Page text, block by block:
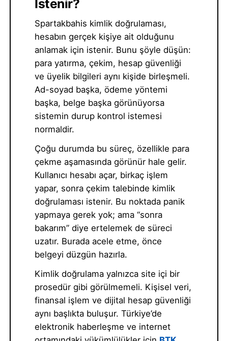
İstenir?
Spartakbahis kimlik doğrulaması,
hesabın gerçek kişiye ait olduğunu
anlamak için istenir. Bunu şöyle düşün:
para yatırma, çekim, hesap güvenliği
ve üyelik bilgileri aynı kişide birleşmeli.
Ad-soyad başka, ödeme yöntemi
başka, belge başka görünüyorsa
sistemin durup kontrol istemesi
normaldir.
Çoğu durumda bu süreç, özellikle para
çekme aşamasında görünür hale gelir.
Kullanıcı hesabı açar, birkaç işlem
yapar, sonra çekim talebinde kimlik
doğrulaması istenir. Bu noktada panik
yapmaya gerek yok; ama “sonra
bakarım” diye ertelemek de süreci
uzatır. Burada acele etme, önce
belgeyi düzgün hazırla.
Kimlik doğrulama yalnızca site içi bir
prosedür gibi görülmemeli. Kişisel veri,
finansal işlem ve dijital hesap güvenliği
aynı başlıkta buluşur. Türkiye’de
elektronik haberleşme ve internet